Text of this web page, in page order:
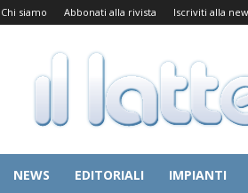
Chi siamo Abbonati alla rivista Iscriviti alla
Il
Latte
NEWS EDITORIALI IMPIANTI